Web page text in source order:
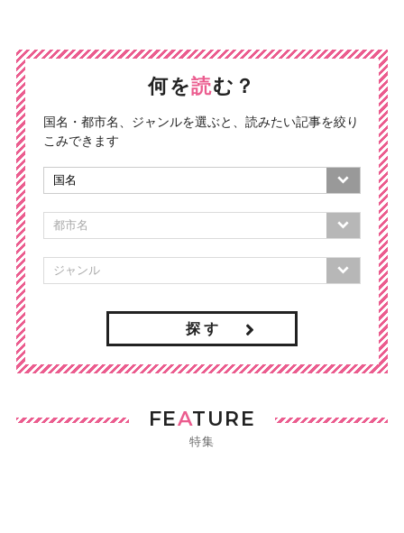
何を読む？
国名・都市名、ジャンルを選ぶと、読みたい記事を絞り
こみできます
探 す
FEATURE
特集